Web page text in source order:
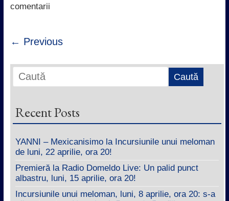
k
p
comentarii
← Previous
Recent Posts
YANNI – Mexicanisimo la Incursiunile unui meloman
de luni, 22 aprilie, ora 20!
Premieră la Radio Domeldo Live: Un palid punct
albastru, luni, 15 aprilie, ora 20!
Incursiunile unui meloman, luni, 8 aprilie, ora 20: s-a